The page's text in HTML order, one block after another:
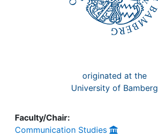
originated at the
University of Bamberg
Faculty/Chair:
Communication Studies